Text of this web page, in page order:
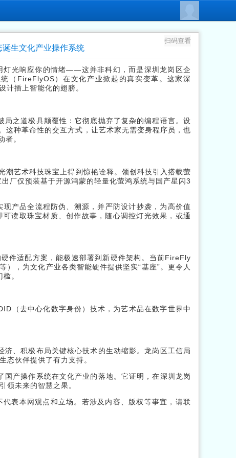
生文化产业操作系统
扫码查看
灯光响应你的情绪——这并非科幻，而是深圳龙岗区企
（FireFlyOS）在文化产业掀起的真实变革。这家深
计插上智能化的翅膀。
之道极具颠覆性：它彻底抛弃了复杂的编程语言。设
这种革命性的交互方式，让艺术家无需变身程序员，也
者。
潮艺术科技珠宝上得到惊艳诠释。领创科技引入搭载萤
厂仅预装基于开源鸿蒙的轻量化萤鸿系统与国产星闪3
产品全流程防伪、溯源，并严防设计抄袭，为高价值
读取珠宝材质、创作故事，随心调控灯光效果，或通
件适配方案，能极速部署到新硬件架构。当前FireFly
，为文化产业各类智能硬件提供坚实“基座”。更令人
。
（去中心化数字身份）技术，为艺术品在数字世界中
、积极布局关键核心技术的生动缩影。龙岗区工信局
态伙伴提供了有力支持。
产操作系统在文化产业的落地。它证明，在深圳龙岗
领未来的智慧之果。
表本网观点和立场。若涉及内容、版权等事宜，请联